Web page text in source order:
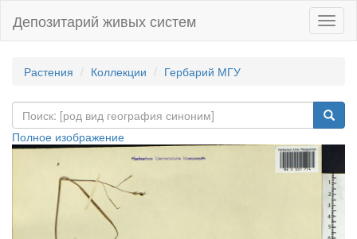
Депозитарий живых систем
Растения Коллекции Гербарий МГУ
Полное изображение